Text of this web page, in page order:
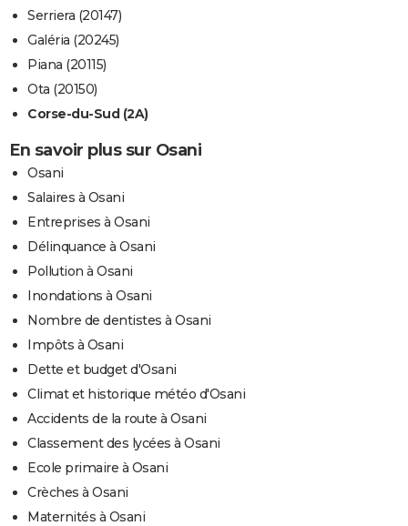
Serriera (20147)
Galéria (20245)
Piana (20115)
Ota (20150)
Corse-du-Sud (2A)
En savoir plus sur Osani
Osani
Salaires à Osani
Entreprises à Osani
Délinquance à Osani
Pollution à Osani
Inondations à Osani
Nombre de dentistes à Osani
Impôts à Osani
Dette et budget d'Osani
Climat et historique météo d'Osani
Accidents de la route à Osani
Classement des lycées à Osani
Ecole primaire à Osani
Crèches à Osani
Maternités à Osani